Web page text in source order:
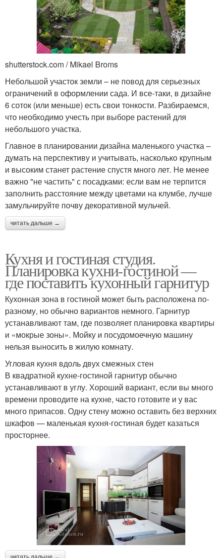
shutterstock.com / Mikael Broms
Небольшой участок земли – не повод для серьезных
ограничений в оформлении сада. И все-таки, в дизайне
6 соток (или меньше) есть свои тонкости. Разбираемся,
что необходимо учесть при выборе растений для
небольшого участка.
Главное в планировании дизайна маленького участка –
думать на перспективу и учитывать, насколько крупным
и высоким станет растение спустя много лет. Не менее
важно "не частить" с посадками: если вам не терпится
заполнить расстояние между цветами на клумбе, лучше
замульчируйте почву декоративной мульчей.
читать дальше →
Кухня и гостиная студия.
Планировка кухни-гостиной —
где поставить кухонный гарнитур
Кухонная зона в гостиной может быть расположена по-
разному, но обычно вариантов немного. Гарнитур
устанавливают там, где позволяет планировка квартиры
и «мокрые зоны». Мойку и посудомоечную машину
нельзя выносить в жилую комнату.
Угловая кухня вдоль двух смежных стен
В квадратной кухне-гостиной гарнитур обычно
устанавливают в углу. Хороший вариант, если вы много
времени проводите на кухне, часто готовите и у вас
много припасов. Одну стену можно оставить без верхних
шкафов — маленькая кухня-гостиная будет казаться
просторнее.